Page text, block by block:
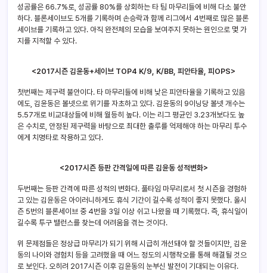
성공률은 66.7%로, 성공률 80%를 상회하는 타 팀 마무리들에 비해 다소 불안
하다. 블론세이브도 5개를 기록하며 손승락과 함께 리그에서 4번째로 많은 블론
세이브를 기록하고 있다. 아직 완전체의 모습을 보여주지 못하는 원인으로 몇 가
지를 지적할 수 있다.
<2017시즌 김윤동+세이브 TOP4 K/9, K/BB, 피안타율, 피OPS>
첫번째는 제구력 불안이다. 타 마무리들에 비해 낮은 피안타율을 기록하고 있음
에도, 김윤동은 볼넷으로 위기를 자초하고 있다. 김윤동의 9이닝당 볼넷 개수는
5.57개로 비교대상들에 비해 월등히 높다. 이는 리그 평균인 3.23개보다도 높
은 수치로, 안정된 제구력을 바탕으로 최대한 출루를 억제해야 하는 마무리 투수
에게 치명타로 작용하고 있다.
<2017시즌 등판 간격일에 따른 김윤동 성적변화>
두번째는 등판 간격에 따른 성적의 변화다. 풀타임 마무리로서 첫 시즌을 경험하
고 있는 김윤동은 아이러니하게도 휴식 기간이 길수록 성적이 좋지 못했다. 올시
즌 5번의 블론세이브 중 4번을 3일 이상 쉬고 나왔을 때 기록했다. 즉, 휴식일이
길수록 투구 밸런스를 찾는데 어려움을 겪는 것이다.
위 문제점들은 정상급 마무리가 되기 위해 시급히 개선돼야 할 것들이지만, 김윤
동의 나이와 경험치 등을 고려했을 때 어느 정도의 시행착오를 통해 해결될 것으
로 보인다. 오히려 2017시즌 이후 김윤동의 눈부신 발전이 기대되는 이유다.